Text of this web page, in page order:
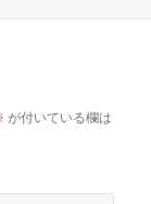
が付いている欄は